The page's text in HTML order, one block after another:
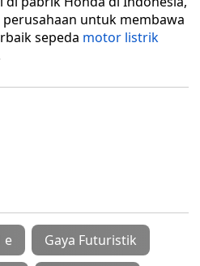
untuk membawa
sepeda motor listrik
e Gaya Futuristik